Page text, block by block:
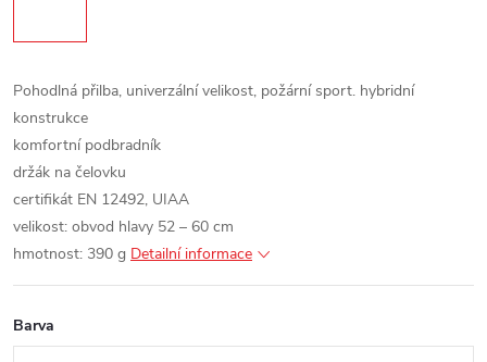
Pohodlná přilba, univerzální velikost, požární sport. hybridní
konstrukce
komfortní podbradník
držák na čelovku
certifikát EN 12492, UIAA
velikost: obvod hlavy 52 – 60 cm
hmotnost: 390 g Detailní informace
Barva